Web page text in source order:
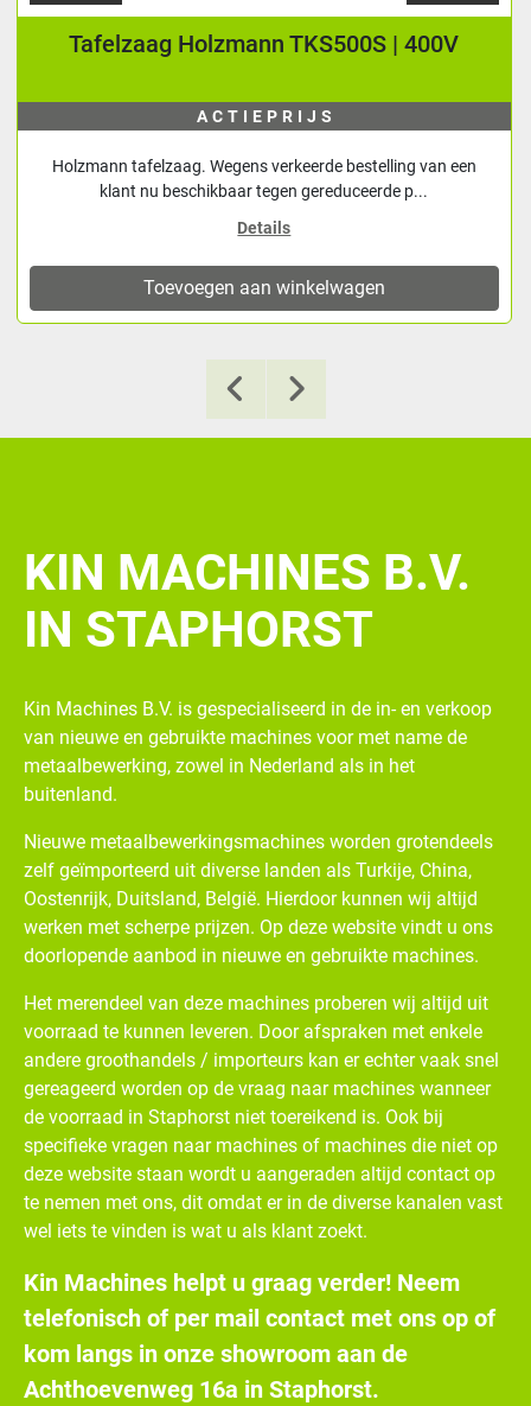
Tafelzaag Holzmann TKS500S | 400V
ACTIEPRIJS
Holzmann tafelzaag. Wegens verkeerde bestelling van een
klant nu beschikbaar tegen gereduceerde p...
Details
Toevoegen aan winkelwagen
KIN MACHINES B.V.
IN STAPHORST
Kin Machines B.V. is gespecialiseerd in de in- en verkoop
van nieuwe en gebruikte machines voor met name de
metaalbewerking, zowel in Nederland als in het
buitenland.
Nieuwe metaalbewerkingsmachines worden grotendeels
zelf geïmporteerd uit diverse landen als Turkije, China,
Oostenrijk, Duitsland, België. Hierdoor kunnen wij altijd
werken met scherpe prijzen. Op deze website vindt u ons
doorlopende aanbod in nieuwe en gebruikte machines.
Het merendeel van deze machines proberen wij altijd uit
voorraad te kunnen leveren. Door afspraken met enkele
andere groothandels / importeurs kan er echter vaak snel
gereageerd worden op de vraag naar machines wanneer
de voorraad in Staphorst niet toereikend is. Ook bij
specifieke vragen naar machines of machines die niet op
deze website staan wordt u aangeraden altijd contact op
te nemen met ons, dit omdat er in de diverse kanalen vast
wel iets te vinden is wat u als klant zoekt.
Kin Machines helpt u graag verder! Neem
telefonisch of per mail contact met ons op of
kom langs in onze showroom aan de
Achthoevenweg 16a in Staphorst.